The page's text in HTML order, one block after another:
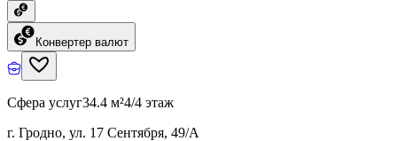
Конвертер валют
Сфера услуг34.4 м²4/4 этаж
г. Гродно, ул. 17 Сентября, 49/А